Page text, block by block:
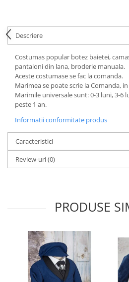
Descriere
Costumas popular botez baietei,
pantaloni din lana, broderie manuala.
Aceste costumase se fac la comanda.
Marimea se poate scrie la Comanda,
Marimile universale sunt: 0-3 luni, 3-6
peste 1 an.
Informatii conformitate produs
Caracteristici
Review-uri(0)
PRODUSE